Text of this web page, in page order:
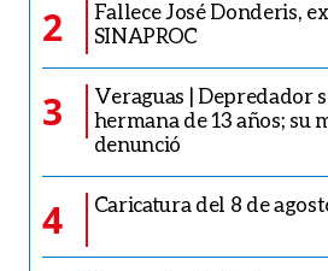
2
Fallece José Donderis,
SINAPROC
3
Veraguas | Depredador
hermana de 13 años; su
denunció
4 Caricatura del 8 de